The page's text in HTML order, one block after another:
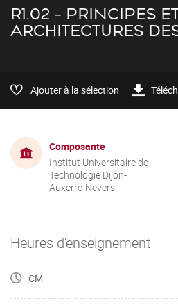
R1.02 - PRINCIPES
ARCHITECTURES
Ajouter à la sélection
Composante
Institut Universitaire de
Technologie Dijon-
Auxerre-Nevers
Heures d'enseignement
CM